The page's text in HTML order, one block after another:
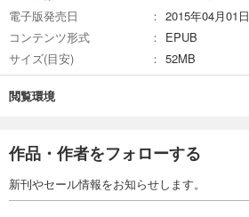
電子版発売日
2015年04月01日
コンテンツ形式
EPUB
サイズ(目安)
52MB
閲覧環境
作品・作者をフォローする
新刊やセール情報をお知らせします。